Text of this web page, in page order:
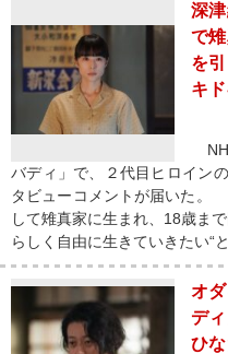
深
で
を
キ
バディ」で、２代目ヒロイン
タビューコメントが届いた。
して雉真家に生まれ、18歳ま
らしく自由に生きていきたい“
オ
デ
ひ